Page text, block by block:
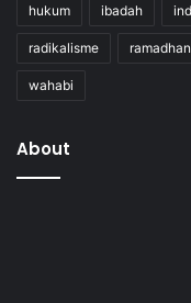
hukum ibadah
radikalisme ramadhan
wahabi
About